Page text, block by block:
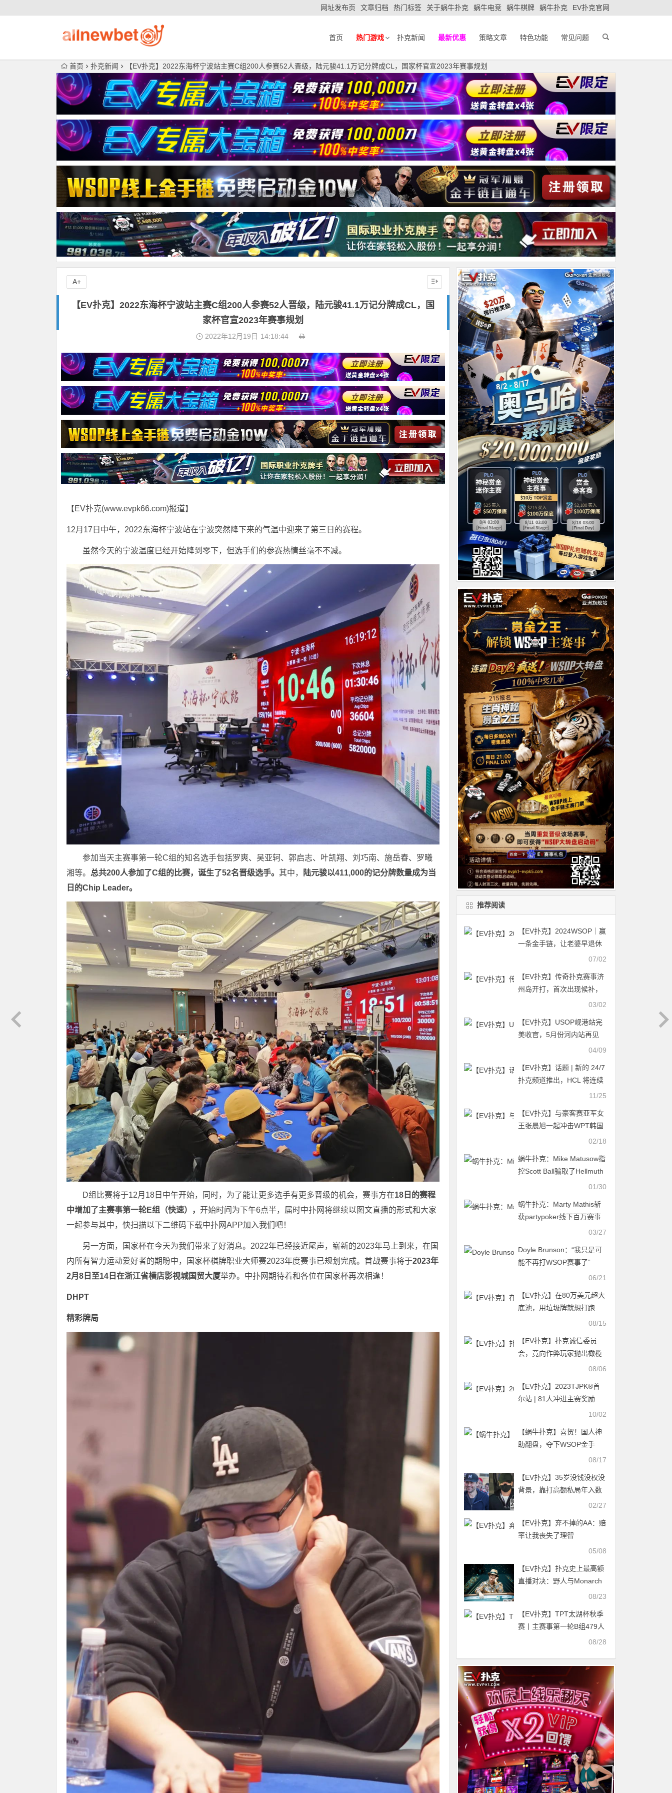
网址发布页 文章归档 热门标签 关于蜗牛扑克 蜗牛电竞 蜗牛棋牌 蜗牛扑克 EV扑克官网
首页 热门游戏 扑克新闻 最新优惠 策略文章 特色功能 常见问题
首页 扑克新闻 【EV扑克】2022东海杯宁波站主赛C组200人参赛52人晋级，陆元骏41.1万记分牌成CL，国家杯官宣2023年赛事规划
【EV扑克】2022东海杯宁波站主赛C组200人参赛52人晋级，陆元骏41.1万记分牌成CL，国
家杯官宣2023年赛事规划
2022年12月19日 14:18:44
【EV扑克(www.evpk66.com)报道】
12月17日中午，2022东海杯宁波站在宁波突然降下来的气温中迎来了第三日的赛程。
虽然今天的宁波温度已经开始降到零下，但选手们的参赛热情丝毫不不减。
参加当天主赛事第一轮C组的知名选手包括罗爽、吴亚轲、郭启志、叶凯翔、刘巧南、施岳春、罗曦
湘等。 总共200人参加了C组的比赛，诞生了52名晋级选手。 其中，
陆元骏以411,000的记分牌数量成为当
日的Chip Leader。
D组比赛将于12月18日中午开始，同时，为了能让更多选手有更多晋级的机会，赛事方在18日的赛程
中增加了主赛事第一轮E组（快速）， 开始时间为下午6点半，届时中扑网将继续以图文直播的形式和大家
一起参与其中，快扫描以下二维码下载中扑网APP加入我们吧！
另一方面，国家杯在今天为我们带来了好消息。2022年已经接近尾声，崭新的2023年马上到来，在国
内所有智力运动爱好者的期盼中，国家杯棋牌职业大师赛2023年度赛事已规划完成。首战赛事将于2023年
2月8日至14日在浙江省横店影视城国贸大厦举办。中扑网期待着和各位在国家杯再次相逢！
DHPT
精彩牌局
A+
推荐阅读
【EV扑克】2024WSOP｜赢
一条金手链，让老婆早退休
07/02
【EV扑克】传奇扑克赛事济
州岛开打，首次出现候补，
03/02
【EV扑克】USOP岘港站完
美收官，5月份河内站再见
04/09
【EV扑克】话题 | 新的 24/7
扑克频道推出，HCL 将连续
11/25
【EV扑克】与豪客赛亚军女
王张晨旭一起冲击WPT韩国
02/18
蜗牛扑克：Mike Matusow指
控Scott Ball骗取了Hellmuth
01/30
蜗牛扑克：Marty Mathis斩
获partypoker线下百万赛事
03/27
Doyle Brunson：“我只是可
能不再打WSOP赛事了”
06/21
【EV扑克】在80万美元超大
底池，用垃圾牌就想打跑
08/15
【EV扑克】扑克诚信委员
会，竟向作弊玩家抛出橄榄
08/06
【EV扑克】2023TJPK®首
尔站 | 81人冲进主赛奖励
圈，13人晋级，Hyeonho
手打入决赛
10/02
【蜗牛扑克】喜贺！国人神
助翻盘，夺下WSOP金手
链！击败GG代言人，Felipe
08/17
【EV扑克】35岁没钱没权没
背景，靠打高额私局年入数
02/27
【EV扑克】弃不掉的AA：赔
率让我丧失了理智
05/08
【EV扑克】扑克史上最高额
直播对决：野人与Monarch
塞浦路斯单挑，狂揽1420万
08/23
【EV扑克】TPT太湖杯秋季
赛丨主赛事第一轮B组479人
次参赛 杨庆浩39.4万记分牌
08/28